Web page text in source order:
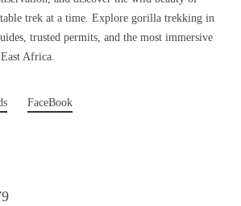
trek at a time. Explore gorilla trekking in
trusted permits, and the most immersive
Africa.
FaceBook